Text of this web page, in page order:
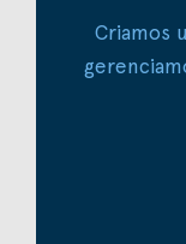
Criamos